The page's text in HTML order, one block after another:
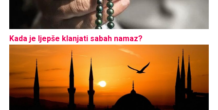
Kada je ljepše klanjati sabah namaz?